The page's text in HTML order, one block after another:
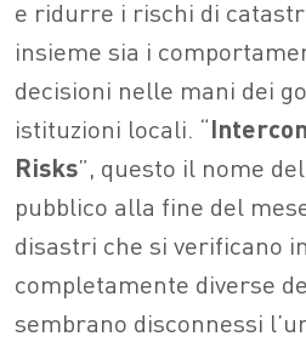
e ridurre i rischi di
insieme sia i
decisioni nelle mani dei
istituzioni locali. “
Risks”, questo il nome
pubblico alla fine del
disastri che si verificano
completamente diverse
sembrano disconnessi